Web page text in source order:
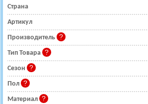
Страна
Артикул
Производитель
Тип Товара
Сезон
Пол
Материал